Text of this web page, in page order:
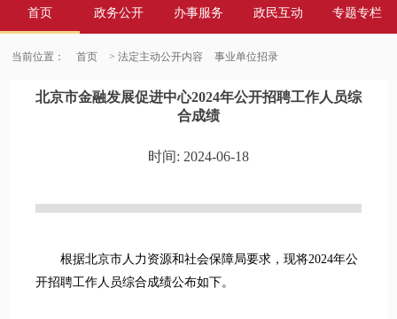
首页 政务公开 办事服务 政民互动 专题专栏
当前位置： 首页 > 法定主动公开内容 事业单位招录
北京市金融发展促进中心2024年公开招聘工作人员综
合成绩
时间: 2024-06-18
根据北京市人力资源和社会保障局要求，现将2024年公
开招聘工作人员综合成绩公布如下。